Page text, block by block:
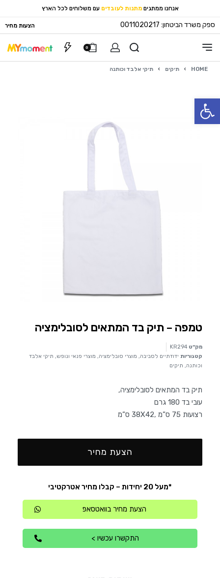
פתח סרגל נגישות
אנחנו ממתגים מתנות לעובדים עם משלוחים לכל הארץ
ספק משרד הביטחון: 0011020217 הצעות מחיר
0
HOME
› תיקים › תיקי אלבד וכותנה
טמפה – תיק בד המתאים לסובלימציה
מק״ט KR294
קטגוריות ידודתיים לסביבה, מוצרי סובלימציה, מוצרי פנאי ונופש, תיקי אלבד
וכותנה, תיקים
תיק בד המתאים לסובלימציה,
עובי בד 180 גרם
רצועות 75 ס”מ ,38X42 ס”מ
הצעת מחיר
*מעל 20 יחידות – קבלו מחיר אטרקטיבי
הצעת מחיר בוואטסאפ
התקשרו עכשיו >